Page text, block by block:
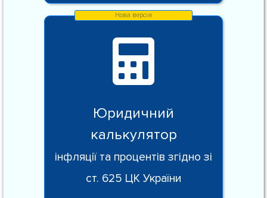
Юридичний
калькулятор
інфляції та процентів згідно зі
ст. 625 ЦК України